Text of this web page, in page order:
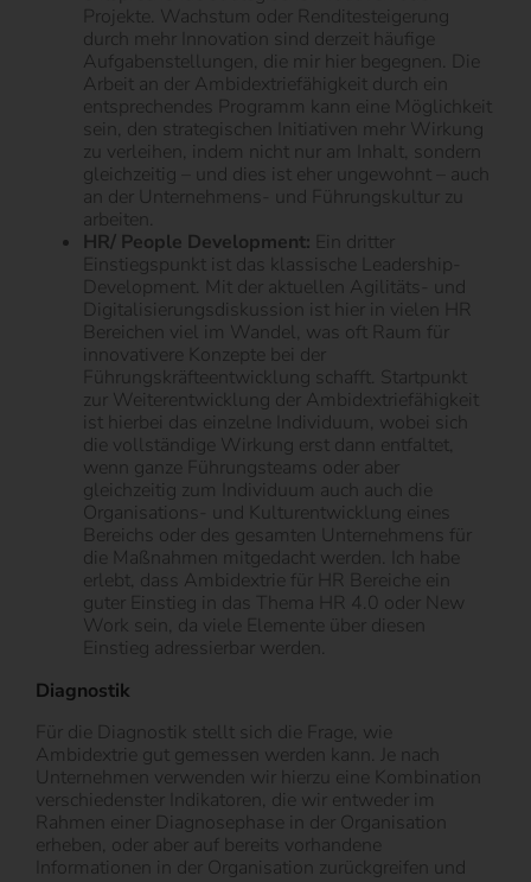
Projekte. Wachstum oder Renditesteigerung
durch mehr Innovation sind derzeit häufige
Aufgabenstellungen, die mir hier begegnen. Die
Arbeit an der Ambidextriefähigkeit durch ein
entsprechendes Programm kann eine Möglichkeit
sein, den strategischen Initiativen mehr Wirkung
zu verleihen, indem nicht nur am Inhalt, sondern
gleichzeitig – und dies ist eher ungewohnt – auch
an der Unternehmens- und Führungskultur zu
arbeiten.
HR/ People Development: Ein dritter
Einstiegspunkt ist das klassische Leadership-
Development. Mit der aktuellen Agilitäts- und
Digitalisierungsdiskussion ist hier in vielen HR
Bereichen viel im Wandel, was oft Raum für
innovativere Konzepte bei der
Führungskräfteentwicklung schafft. Startpunkt
zur Weiterentwicklung der Ambidextriefähigkeit
ist hierbei das einzelne Individuum, wobei sich
die vollständige Wirkung erst dann entfaltet,
wenn ganze Führungsteams oder aber
gleichzeitig zum Individuum auch auch die
Organisations- und Kulturentwicklung eines
Bereichs oder des gesamten Unternehmens für
die Maßnahmen mitgedacht werden. Ich habe
erlebt, dass Ambidextrie für HR Bereiche ein
guter Einstieg in das Thema HR 4.0 oder New
Work sein, da viele Elemente über diesen
Einstieg adressierbar werden.
Diagnostik
Für die Diagnostik stellt sich die Frage, wie
Ambidextrie gut gemessen werden kann. Je nach
Unternehmen verwenden wir hierzu eine Kombination
verschiedenster Indikatoren, die wir entweder im
Rahmen einer Diagnosephase in der Organisation
erheben, oder aber auf bereits vorhandene
Informationen in der Organisation zurückgreifen und